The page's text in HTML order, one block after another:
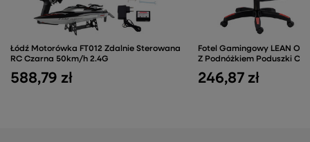
Łódź Motorówka FT012 Zdalnie Sterowana
RC Czarna 50km/h 2.4G
588,79 zł
Fotel Gamingowy LEAN
Z Podnóżkiem Poduszki
246,87 zł